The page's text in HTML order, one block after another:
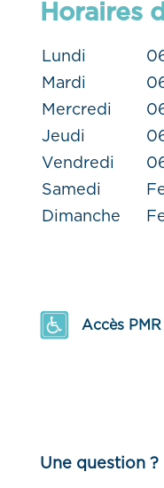
Horaires
Lundi
Mardi
Mercredi
Jeudi
Vendredi
Samedi
Dimanche
Accès PMR
Une question ?